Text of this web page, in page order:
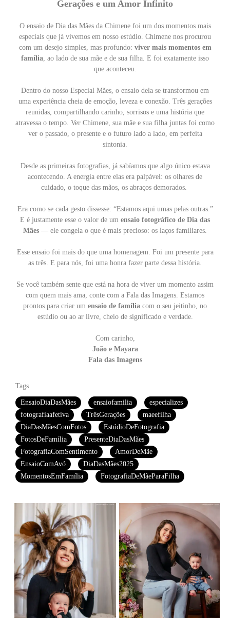
Gerações e um Amor Infinito
O ensaio de Dia das Mães da Chimene foi um dos momentos mais
especiais que já vivemos em nosso estúdio. Chimene nos procurou
com um desejo simples, mas profundo: viver mais momentos em
família , ao lado de sua mãe e de sua filha. E foi exatamente isso
que aconteceu.
Dentro do nosso Especial Mães, o ensaio dela se transformou em
uma experiência cheia de emoção, leveza e conexão. Três gerações
reunidas, compartilhando carinho, sorrisos e uma história que
atravessa o tempo. Ver Chimene, sua mãe e sua filha juntas foi como
ver o passado, o presente e o futuro lado a lado, em perfeita
sintonia.
Desde as primeiras fotografias, já sabíamos que algo único estava
acontecendo. A energia entre elas era palpável: os olhares de
cuidado, o toque das mãos, os abraços demorados.
Era como se cada gesto dissesse: “Estamos aqui umas pelas outras.”
E é justamente esse o valor de um ensaio fotográfico de Dia das
Mães — ele congela o que é mais precioso: os laços familiares.
Esse ensaio foi mais do que uma homenagem. Foi um presente para
as três. E para nós, foi uma honra fazer parte dessa história.
Se você também sente que está na hora de viver um momento assim
com quem mais ama, conte com a Fala das Imagens. Estamos
prontos para criar um ensaio de família com o seu jeitinho, no
estúdio ou ao ar livre, cheio de significado e verdade.
Com carinho,
João e Mayara
Fala das Imagens
Tags
EnsaioDiaDasMães ensaiofamilia
especializes
fotografiaafetiva
TrêsGerações
maeefilha
DiaDasMãesComFotos
EstúdioDeFotografia
FotosDeFamília
PresenteDiaDasMães
FotografiaComSentimento
AmorDeMãe
EnsaioComAvó
DiaDasMães2025
MomentosEmFamília
FotografiaDeMãeParaFilha